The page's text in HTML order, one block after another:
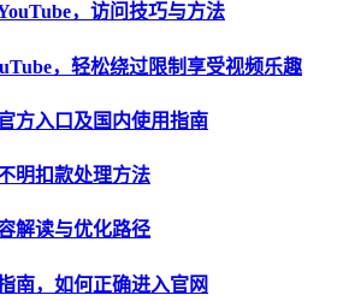
，访问技巧与方法
，轻松绕过限制享受视频乐趣
方入口及国内使用指南
明扣款处理方法
解读与优化路径
南，如何正确进入官网